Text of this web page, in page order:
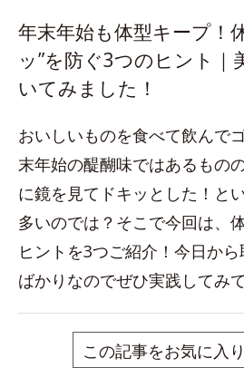
年末年始も体型キープ！
ッ”を防ぐ3つのヒント｜
いてみました！
おいしいものを食べて飲んで
末年始の醍醐味ではあるもの
に鏡を見てドキッとした！と
多いのでは？そこで今回は、
ヒントを3つご紹介！今日か
ばかりなのでぜひ実践してみて
この記事をお気に入